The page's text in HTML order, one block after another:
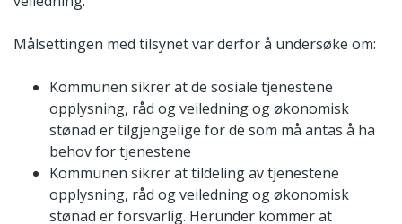
Målsettingen med tilsynet var derfor å undersøke om:
Kommunen sikrer at de sosiale tjenestene
opplysning, råd og veiledning og økonomisk
stønad er tilgjengelige for de som må antas å ha
behov for tjenestene
Kommunen sikrer at tildeling av tjenestene
opplysning, råd og veiledning og økonomisk
stønad er forsvarlig. Herunder kommer at